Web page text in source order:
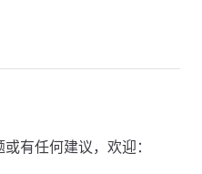
有任何建议，欢迎：